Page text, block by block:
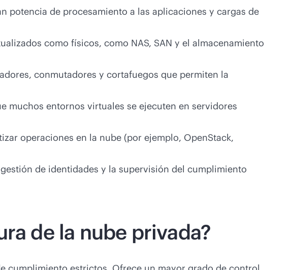
potencia de procesamiento a las aplicaciones y cargas de
como físicos, como NAS, SAN y el almacenamiento
conmutadores y cortafuegos que permiten la
muchos entornos virtuales se ejecuten en servidores
operaciones en la nube (por ejemplo, OpenStack,
de identidades y la supervisión del cumplimiento
de la nube privada?